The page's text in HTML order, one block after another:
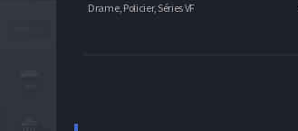
Drame, Policier, Séries VF